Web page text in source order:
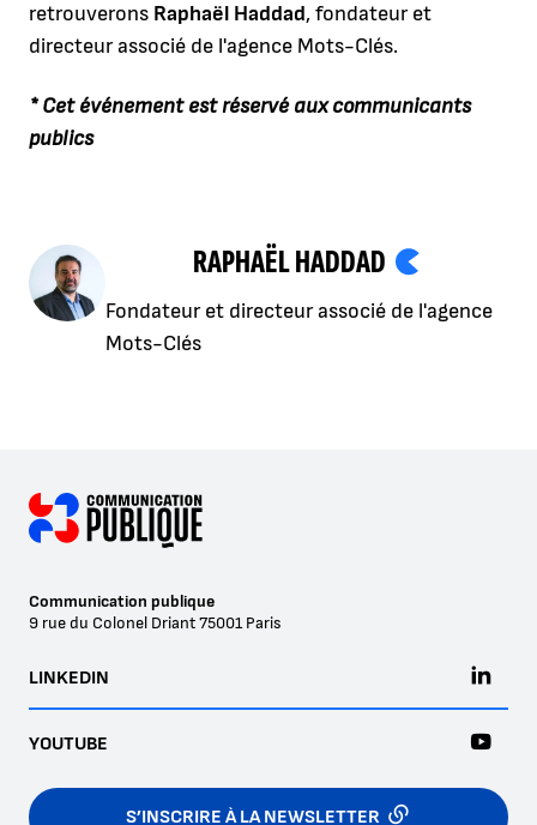
retrouverons Raphaël Haddad, fondateur et
directeur associé de l'agence Mots-Clés.
* Cet événement est réservé aux communicants
publics
RAPHAËL HADDAD
Fondateur et directeur associé de l'agence
Mots-Clés
Communication publique
9 rue du Colonel Driant75001 Paris
S’INSCRIRE À LA NEWSLETTER
LINKEDIN
YOUTUBE